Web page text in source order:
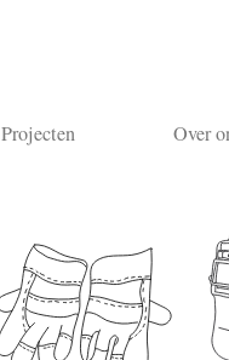
Projecten Over